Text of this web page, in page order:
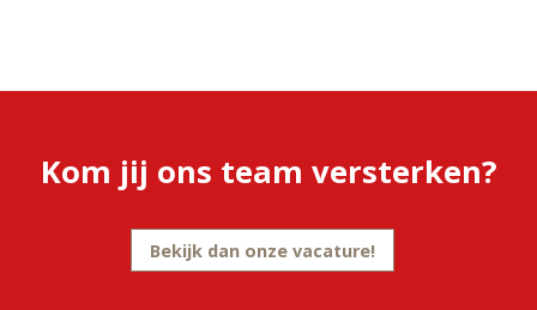
Kom jij ons team versterken?
Bekijk dan onze vacature!